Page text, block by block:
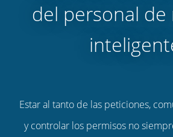
del personal de
Estar al tanto de las peticiones,
y controlar los permisos no